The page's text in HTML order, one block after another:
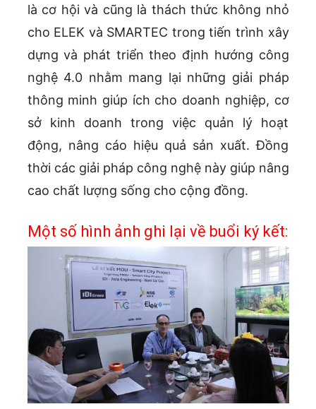
là cơ hội và cũng là thách thức không nhỏ
cho ELEK và SMARTEC trong tiến trình xây
dựng và phát triển theo định hướng công
nghệ 4.0 nhằm mang lại những giải pháp
thông minh giúp ích cho doanh nghiệp, cơ
sở kinh doanh trong việc quản lý hoạt
động, nâng cáo hiệu quả sản xuất. Đồng
thời các giải pháp công nghệ này giúp nâng
cao chất lượng sống cho cộng đồng.
Một số hình ảnh ghi lại về buổi ký kết: